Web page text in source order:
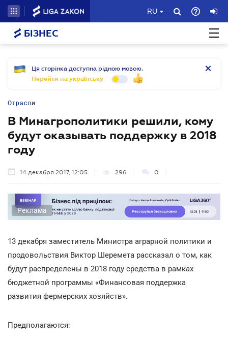
RU
БІЗНЕС
Ця сторінка доступна рідною мовою.
Перейти на українську
Отрасли
В Минагрополитики решили, кому
будут оказывать поддержку в 2018
году
14 декабря 2017, 12:05 296 0
Реклама
13 декабря заместитель Министра аграрной политики и
продовольствия Виктор Шеремета рассказал о том, как
будут распределены в 2018 году средства в рамках
бюджетной программы «Финансовая поддержка
развития фермерских хозяйств».
Предполагаются: